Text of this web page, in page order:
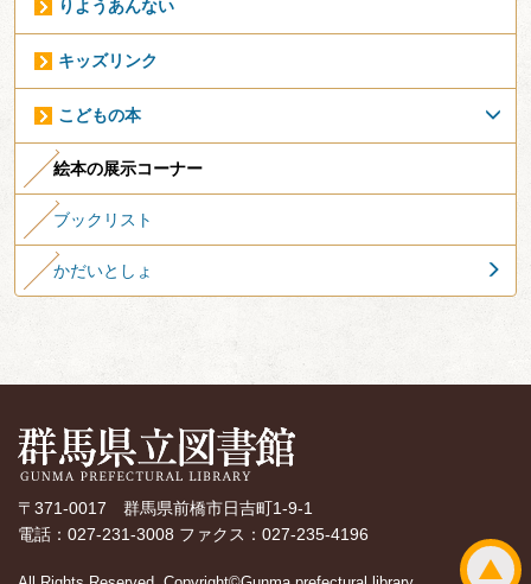
りようあんない
キッズリンク
こどもの本
絵本の展示コーナー
ブックリスト
かだいとしょ
〒371-0017 群馬県前橋市日吉町1-9-1
電話：027-231-3008 ファクス：027-235-4196